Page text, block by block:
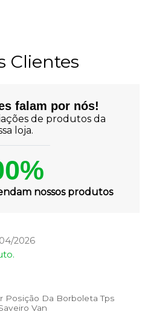
Clientes
falam por nós!
de produtos da
loja.
nossos produtos
2026
Posição Da Borboleta Tps
Van